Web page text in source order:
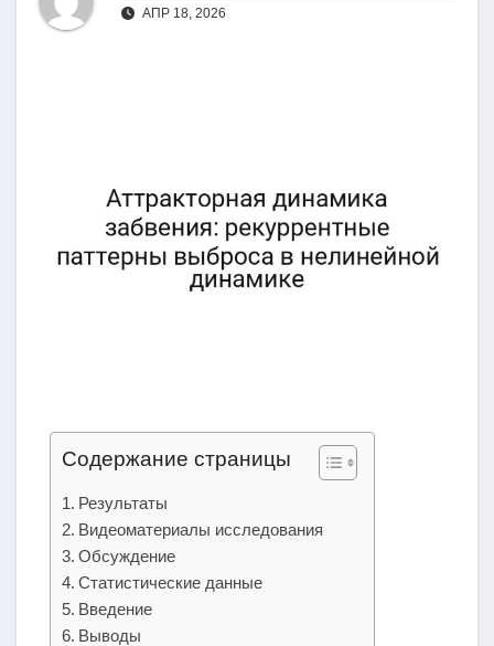
АПР 18, 2026
Содержание страницы
Результаты
Видеоматериалы исследования
Обсуждение
Статистические данные
Введение
Выводы